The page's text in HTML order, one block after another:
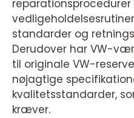
reparationsprocedurer
standarder og
Derudover har VW-
til originale VW-
nøjagtige
kvalitetsstandarder,
kræver.